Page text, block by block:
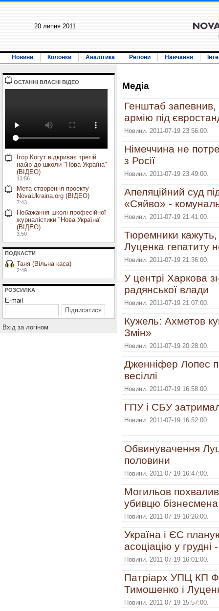
20 липня 2011
Новини Колонки Аналітика Регіони Навчання
ОСТАННI ВЛАСНI ВIДЕО
Ігор Когут відкриває третій
набір до школи "Нова Україна"
(ВІДЕО)
13:56
Мета створення проекту
NovaUkraina.org (ВІДЕО)
7:43
Побажання школі професійної
журналістики "Нова Україна"
(ВІДЕО)
3:50
ПОДКАСТИ
Таня (Вільна каса)
2:49
РОЗСИЛКА
E-mail
Вхiд за логiном
Медiа
Генштаб запевнив,
армію під
Новини. 2011-07-19 23:56:00.
Німеччина не
з Росії
Новини. 2011-07-19 23:49:00.
Апеляційний суд
«Сяйво» -
Новини. 2011-07-19 21:41:00.
Тюремники
Луценка гепатиту
Новини. 2011-07-19 21:36:00.
У центрі Харкова
радянської влади
Новини. 2011-07-19 21:07:00.
Кужель: Ахметов
Змін»
Новини. 2011-07-19 20:28:00.
Дженніфер Лопес
весіллі
Новини. 2011-07-19 16:58:00.
ГПУ і СБУ
Новини. 2011-07-19 16:52:00.
Обвинувачення
половини
Новини. 2011-07-19 16:47:00.
Могильов
убивцю бізнесмена
Новини. 2011-07-19 16:26:00.
Україна і ЄС
асоціацію у
Новини. 2011-07-19 16:01:00.
Патріарх УПЦ КП
Тимошенко і
Новини. 2011-07-19 15:57:00.